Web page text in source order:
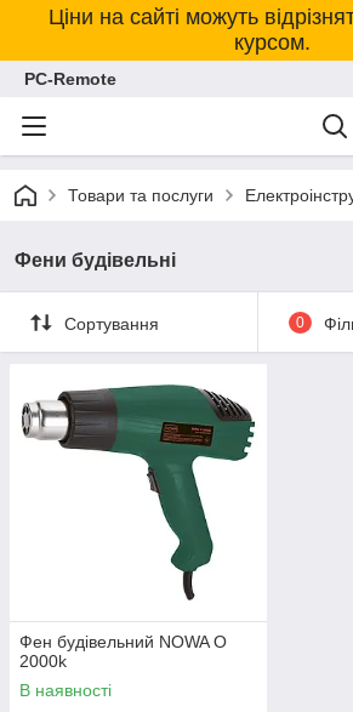
Ціни на сайті можуть
курсом.
PC-Remote
Товари та послуги
Фени будівельні
Сортування 0
Фен будівельний NOWA O
2000k
В наявності